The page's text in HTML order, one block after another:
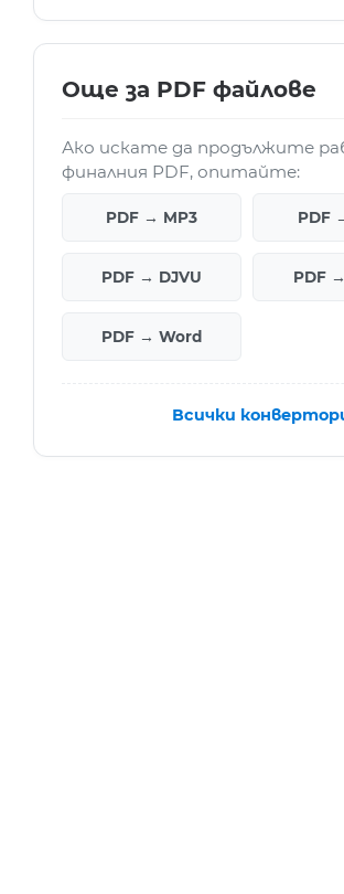
Още за PDF файлове
Ако искате да продължите
финалния PDF, опитайте:
PDF → MP3 PDF
PDF → DJVU PDF
PDF → Word
Всички